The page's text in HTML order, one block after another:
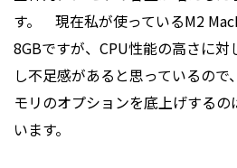
す。 現在私が使っているM2
8GBですが、 CPU性能の高さに対
し不足感があると思っているの
モリのオプションを底上げする
います。